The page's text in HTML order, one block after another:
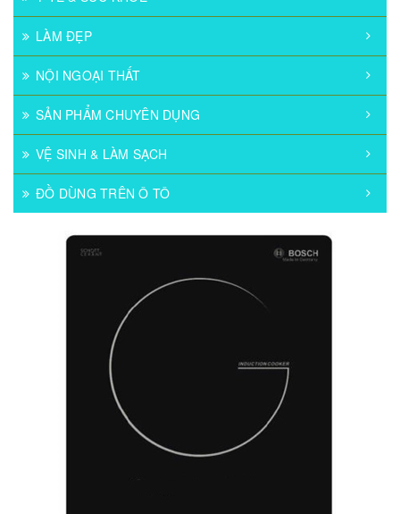
LÀM ĐẸP
NỘI NGOẠI THẤT
SẢN PHẨM CHUYÊN DỤNG
VỆ SINH & LÀM SẠCH
ĐỒ DÙNG TRÊN Ô TÔ